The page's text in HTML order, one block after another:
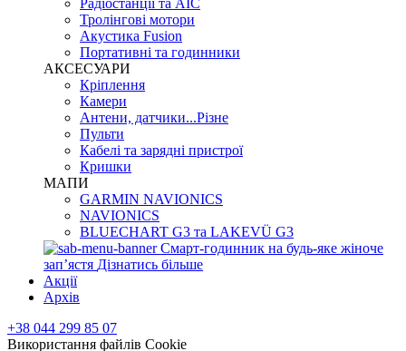
Тролінгові мотори
Акустика Fusion
Портативні та годинники
АКСЕСУАРИ
Кріплення
Камери
Антени, датчики...Різне
Пульти
Кабелі та зарядні пристрої
Кришки
МАПИ
GARMIN NAVIONICS
NAVIONICS
BLUECHART G3 та LAKEVÜ G3
Смарт-годинник на будь-яке жіноче
запʼястя Дізнатись більше
Акції
Архів
+38 044 299 85 07
Використання файлів Cookie